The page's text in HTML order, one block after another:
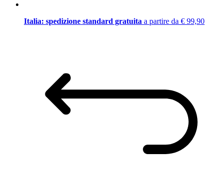
Italia: spedizione standard gratuita a partire da € 99,90